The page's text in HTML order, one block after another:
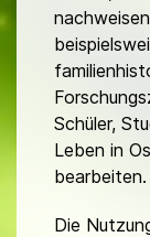
Schüler,
Leben in
bearbeiten.
Die